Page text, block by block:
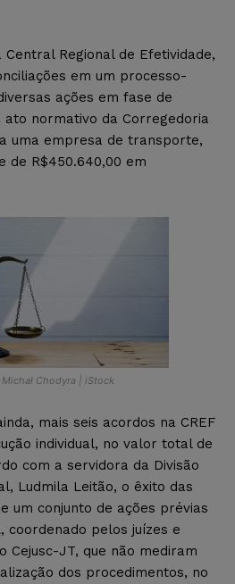
Regional de Efetividade,
em um processo-
ações em fase de
normativo da Corregedoria
uma empresa de transporte,
de R$450.640,00 em
Chodyra | iStock
mais seis acordos na CREF
individual, no valor total de
com a servidora da Divisão
Ludmila Leitão, o êxito das
um conjunto de ações prévias
coordenado pelos juízes e
Cejusc-JT, que não mediram
dos procedimentos, no